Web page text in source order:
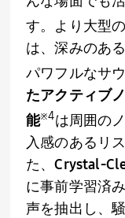
す。より大型
は、深みのあ
パワフルなサ
たアクティブ
能※4は周囲の
入感のあるリ
た、Crystal-
に事前学習済
声を抽出し、